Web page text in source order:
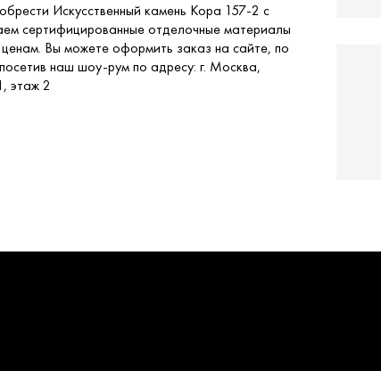
Искусственный камень Кора 157-2 с
сертифицированные отделочные материалы
Вы можете оформить заказ на сайте, по
наш шоу-рум по адресу: г. Москва,
этаж 2